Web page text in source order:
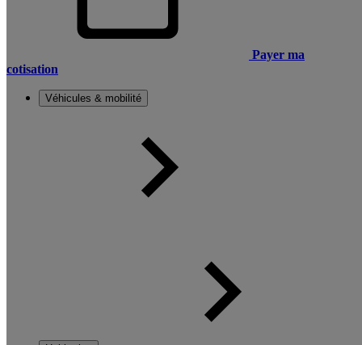
Payer ma
cotisation
Véhicules & mobilité